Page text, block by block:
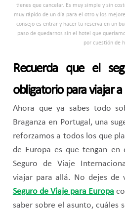
tienes que cancelar. Es muy simple y sin
muy rápido de un día para el otro y los
consejo es entrar y hacer tu reserva en un
paso de quedarnos sin el hotel que
por cuestión de
Recuerda que el
obligatorio para viajar a
Ahora que ya sabes todo
Braganza en Portugal, una
reforzamos a todos los que
de Europa es que tengan en
Seguro de Viaje
viajar para allá. No dejes de
Seguro de Viaje para Europa
saber sobre el asunto, cuáles